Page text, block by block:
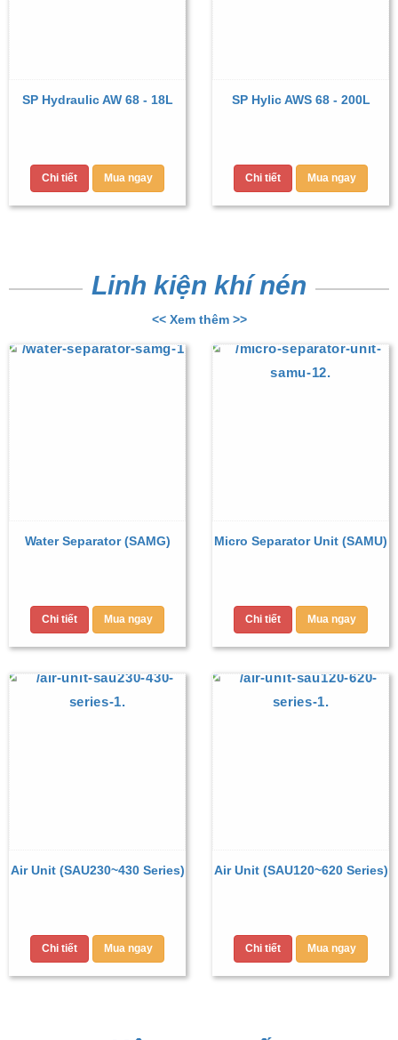
SP Hydraulic AW 68 - 18L
Chi tiết Mua ngay
SP Hylic AWS 68 - 200L
Chi tiết Mua ngay
Linh kiện khí nén
<< Xem thêm >>
Water Separator (SAMG)
Chi tiết Mua ngay
Micro Separator Unit (SAMU)
Chi tiết Mua ngay
Air Unit (SAU230~430 Series)
Chi tiết Mua ngay
Air Unit (SAU120~620 Series)
Chi tiết Mua ngay